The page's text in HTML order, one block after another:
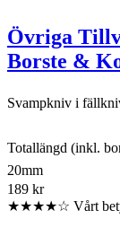
Övriga
Borste &
Svampkniv i
Totallängd (inkl.
20mm
189 kr
★★★★☆ Vårt